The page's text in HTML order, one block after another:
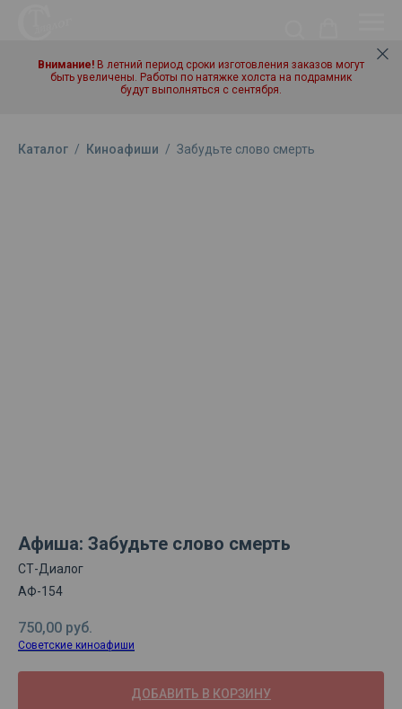
Внимание! В летний период сроки изготовления заказов могут
быть увеличены. Работы по натяжке холста на подрамник
будут выполняться с сентября.
Каталог / Киноафиши / Забудьте слово смерть
Афиша: Забудьте слово смерть
СТ-Диалог
АФ-154
750,00 руб.
Советские киноафиши
ДОБАВИТЬ В КОРЗИНУ